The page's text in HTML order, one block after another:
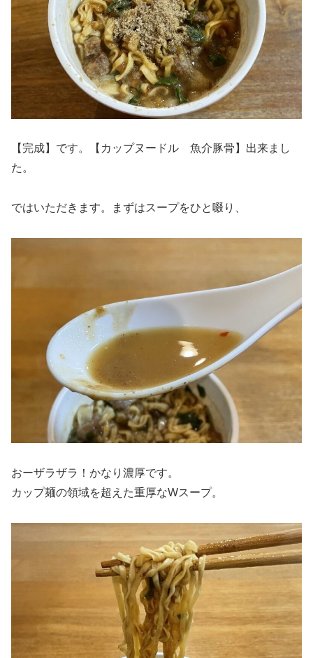
【完成】です。【カップヌードル 魚介豚骨】出来まし
た。
ではいただきます。まずはスープをひと啜り、
おーザラザラ！かなり濃厚です。
カップ麺の領域を超えた重厚なWスープ。